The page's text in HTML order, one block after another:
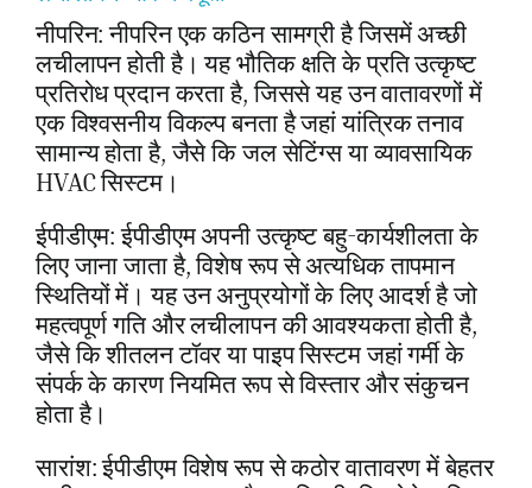
नीपरिन: नीपरिन एक कठिन सामग्री है जिसमें अच्छी
लचीलापन होती है। यह भौतिक क्षति के प्रति उत्कृष्ट
प्रतिरोध प्रदान करता है, जिससे यह उन वातावरणों में
एक विश्वसनीय विकल्प बनता है जहां यांत्रिक तनाव
सामान्य होता है, जैसे कि जल सेटिंग्स या व्यावसायिक
HVAC सिस्टम।
ईपीडीएम: ईपीडीएम अपनी उत्कृष्ट बहु-कार्यशीलता के
लिए जाना जाता है, विशेष रूप से अत्यधिक तापमान
स्थितियों में। यह उन अनुप्रयोगों के लिए आदर्श है जो
महत्वपूर्ण गति और लचीलापन की आवश्यकता होती है,
जैसे कि शीतलन टॉवर या पाइप सिस्टम जहां गर्मी के
संपर्क के कारण नियमित रूप से विस्तार और संकुचन
होता है।
सारांश: ईपीडीएम विशेष रूप से कठोर वातावरण में बेहतर